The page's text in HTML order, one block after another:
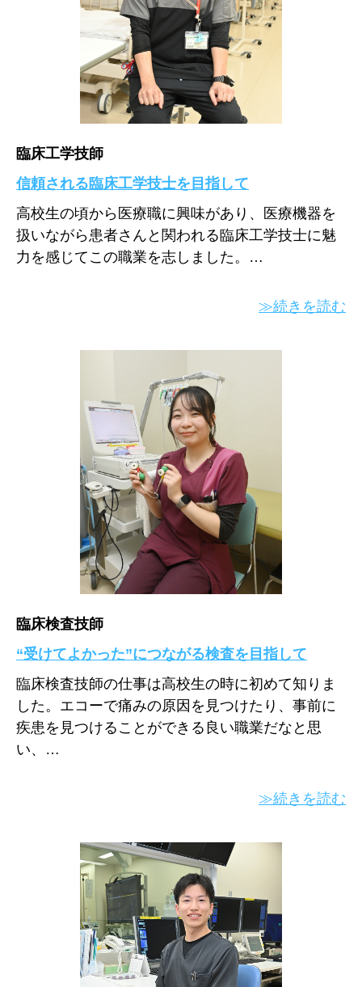
臨床工学技師
信頼される臨床工学技士を目指して
高校生の頃から医療職に興味があり、医療機器を
扱いながら患者さんと関われる臨床工学技士に魅
力を感じてこの職業を志しました。…
≫続きを読む
臨床検査技師
“受けてよかった”につながる検査を目指して
臨床検査技師の仕事は高校生の時に初めて知りま
した。エコーで痛みの原因を見つけたり、事前に
疾患を見つけることができる良い職業だなと思
い、…
≫続きを読む